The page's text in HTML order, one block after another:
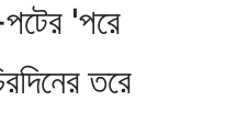
'পরে
তরে